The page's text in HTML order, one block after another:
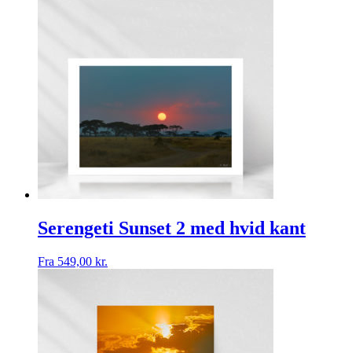
Serengeti Sunset 2 med hvid kant
Fra 549,00 kr.